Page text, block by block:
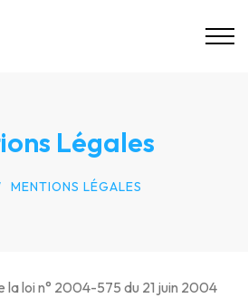
Légales
MENTIONS LÉGALES
la loi n° 2004-575 du 21 juin 2004